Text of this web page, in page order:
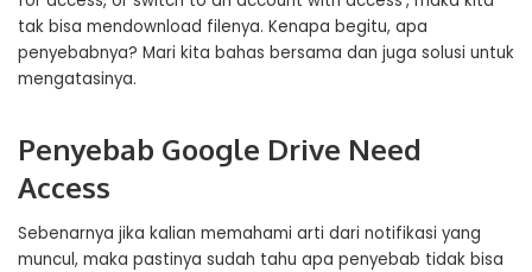
tak bisa mendownload filenya. Kenapa begitu, apa
penyebabnya? Mari kita bahas bersama dan juga solusi untuk
mengatasinya.
Penyebab Google Drive Need
Access
Sebenarnya jika kalian memahami arti dari notifikasi yang
muncul, maka pastinya sudah tahu apa penyebab tidak bisa